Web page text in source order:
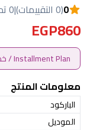
0(0 التقييمات) |0 تم البيع
EGP860
Installment Plan / خطة التقسيط
معلومات المنتج
الباركود
الموديل